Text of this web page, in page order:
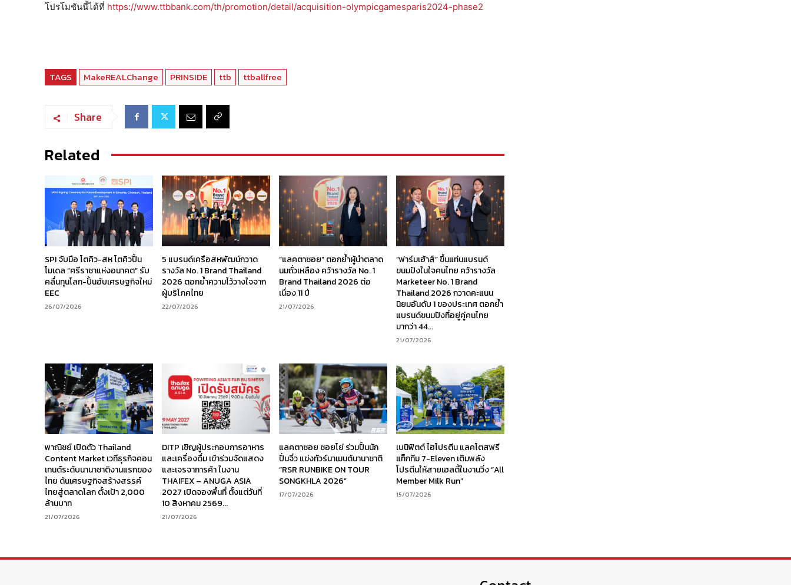
โปรโมชันนี้ได้ที่ https://www.ttbbank.com/th/promotion/detail/acquisition-olympicgamesparis2024-phase2
TAGS MakeREALChange PRINSIDE ttb ttballfree
Share
Related
SPI จับมือ โตคิว-สห โตคิวปั้น
โมเดล “ศรีราชาแห่งอนาคต” รับ
คลื่นทุนโลก-ปั้นฮับเศรษฐกิจใหม่
EEC
26/07/2026
5 แบรนด์เครือสหพัฒน์กวาด
รางวัล No. 1 Brand Thailand
2026 ตอกย้ำความไว้วางใจจาก
ผู้บริโภคไทย
22/07/2026
“แลคตาซอย” ตอกย้ำผู้นำตลาด
นมถั่วเหลือง คว้ารางวัล No. 1
Brand Thailand 2026 ต่อ
เนื่อง 11 ปี
21/07/2026
“ฟาร์มเฮ้าส์” ขึ้นแท่นแบรนด์
ขนมปังในใจคนไทย คว้ารางวัล
Marketeer No. 1 Brand
Thailand 2026 กวาดคะแนน
นิยมอันดับ 1 ของประเทศ ตอกย้ำ
แบรนด์ขนมปังที่อยู่คู่คนไทย
มากว่า 44...
21/07/2026
พาณิชย์ เปิดตัว Thailand
Content Market เวทีธุรกิจคอน
เทนต์ระดับนานาชาติงานแรกของ
ไทย ดันเศรษฐกิจสร้างสรรค์
ไทยสู่ตลาดโลก ตั้งเป้า 2,000
ล้านบาท
21/07/2026
DITP เชิญผู้ประกอบการอาหาร
และเครื่องดื่ม เข้าร่วมจัดแสดง
และเจรจาการค้า ในงาน
THAIFEX – ANUGA ASIA
2027 เปิดจองพื้นที่ ตั้งแต่วันที่
10 สิงหาคม 2569...
21/07/2026
แลคตาซอย ซอยโย่ ร่วมปั้นนัก
ปั่นจิ๋ว แข่งทัวร์นาเมนต์นานาชาติ
“RSR RUNBIKE ON TOUR
SONGKHLA 2026”
17/07/2026
เบนิฟิตต์ ไฮโปรตีน แลคโตสฟรี
แท็กทีม 7-Eleven เติมพลัง
โปรตีนให้สายเฮลตี้ในงานวิ่ง “All
Member Milk Run”
15/07/2026